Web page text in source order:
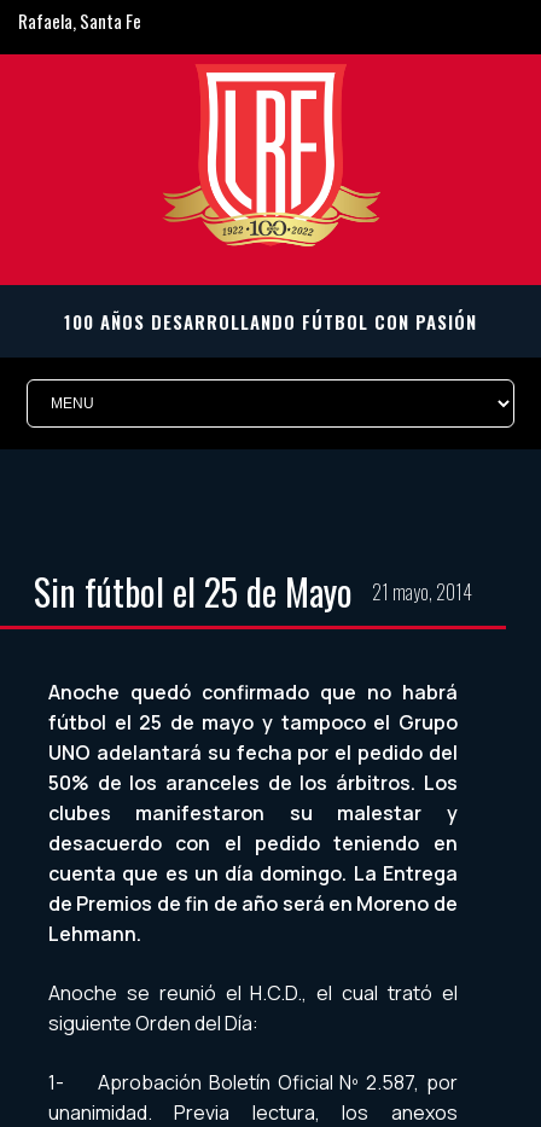
Rafaela, Santa Fe
ligarafaelina@gmail.com
Sin fútbol el 25 de Mayo 21 mayo, 2014
Anoche quedó confirmado que no habrá
fútbol el 25 de mayo y tampoco el Grupo
UNO adelantará su fecha por el pedido del
50% de los aranceles de los árbitros. Los
clubes manifestaron su malestar y
desacuerdo con el pedido teniendo en
cuenta que es un día domingo. La Entrega
de Premios de fin de año será en Moreno de
Lehmann.
Anoche se reunió el H.C.D., el cual trató el
siguiente Orden del Día:
1- Aprobación Boletín Oficial Nº 2.587, por
unanimidad. Previa lectura, los anexos